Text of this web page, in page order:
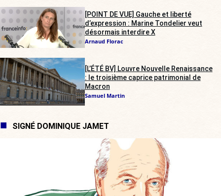
[POINT DE VUE] Gauche et liberté
d’expression : Marine Tondelier veut
désormais interdire X
Arnaud Florac
[L’ÉTÉ BV] Louvre Nouvelle Renaissance
: le troisième caprice patrimonial de
Macron
Samuel Martin
SIGNÉ DOMINIQUE JAMET